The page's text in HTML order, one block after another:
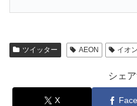
ツイッター AEON イオン
シェ
X